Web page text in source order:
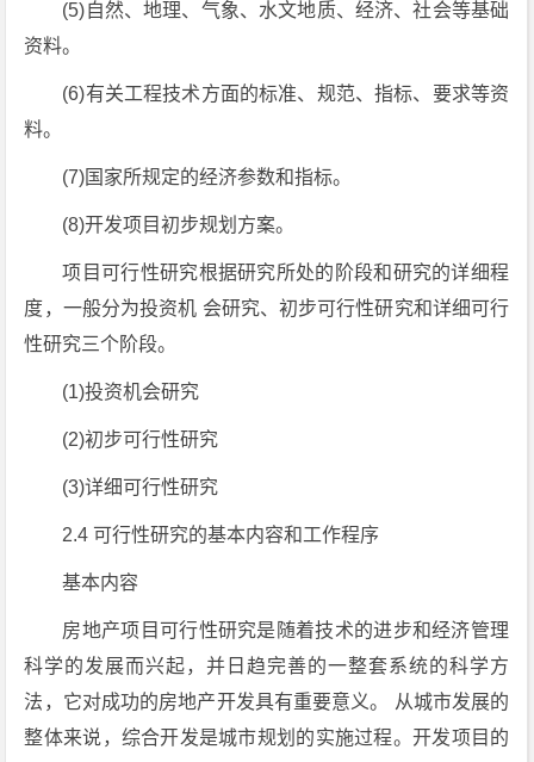
(5)自然、地理、气象、水文地质、经济、社会等基础
资料。
(6)有关工程技术方面的标准、规范、指标、要求等资
料。
(7)国家所规定的经济参数和指标。
(8)开发项目初步规划方案。
项目可行性研究根据研究所处的阶段和研究的详细程
度，一般分为投资机 会研究、初步可行性研究和详细可行
性研究三个阶段。
(1)投资机会研究
(2)初步可行性研究
(3)详细可行性研究
2.4 可行性研究的基本内容和工作程序
基本内容
房地产项目可行性研究是随着技术的进步和经济管理
科学的发展而兴起，并日趋完善的一整套系统的科学方
法，它对成功的房地产开发具有重要意义。 从城市发展的
整体来说，综合开发是城市规划的实施过程。开发项目的